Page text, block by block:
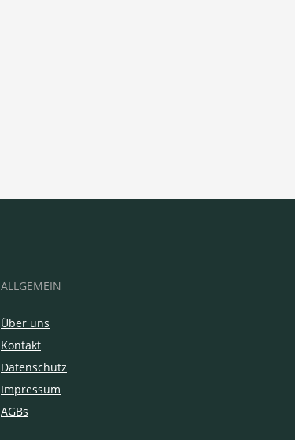
ALLGEMEIN
Über uns
Kontakt
Datenschutz
Impressum
AGBs